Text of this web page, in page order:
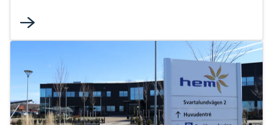
Gustafsson, lösningsarkitekt på HEM:s IT-
han tror att kunderna kommer få nytta av direkt.